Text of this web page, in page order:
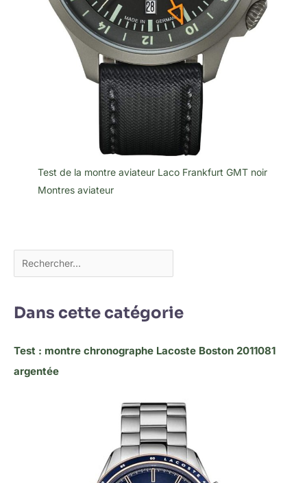
Test de la montre aviateur Laco Frankfurt GMT noir
Montres aviateur
Dans cette catégorie
Test : montre chronographe Lacoste Boston 2011081
argentée